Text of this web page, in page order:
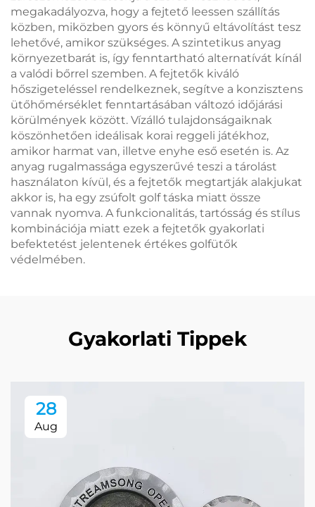
megakadályozva, hogy a fejtető leessen szállítás
közben, miközben gyors és könnyű eltávolítást tesz
lehetővé, amikor szükséges. A szintetikus anyag
környezetbarát is, így fenntartható alternatívát kínál
a valódi bőrrel szemben. A fejtetők kiváló
hőszigeteléssel rendelkeznek, segítve a konzisztens
ütőhőmérséklet fenntartásában változó időjárási
körülmények között. Vízálló tulajdonságaiknak
köszönhetően ideálisak korai reggeli játékhoz,
amikor harmat van, illetve enyhe eső esetén is. Az
anyag rugalmassága egyszerűvé teszi a tárolást
használaton kívül, és a fejtetők megtartják alakjukat
akkor is, ha egy zsúfolt golf táska miatt össze
vannak nyomva. A funkcionalitás, tartósság és stílus
kombinációja miatt ezek a fejtetők gyakorlati
befektetést jelentenek értékes golfütők
védelmében.
Gyakorlati Tippek
28
Aug